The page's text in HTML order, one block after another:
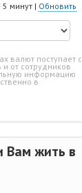
минут | Обновить
валют поступает с
от сотрудников
информацию
в
Вам жить в